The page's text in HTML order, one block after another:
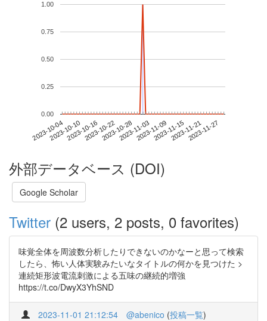
2023-10-042023-10-102023-10-162023-10-222023-10-282023-11-032023-11-092023-11-152023-11-212023-11-27
0.00
0.25
0.50
0.75
1.00
外部データベース (DOI)
Google Scholar
Twitter (2 users, 2 posts, 0 favorites)
味覚全体を周波数分析したりできないのかなーと思って検索
したら、怖い人体実験みたいなタイトルの何かを見つけた >
連続矩形波電流刺激による五味の継続的増強
https://t.co/DwyX3YhSND
2023-11-01 21:12:54 @abenico (投稿一覧)